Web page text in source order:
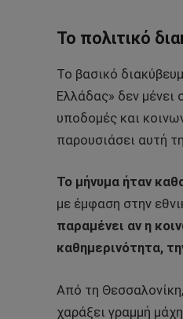
Το πολιτικό
Το βασικό
Ελλάδας» δεν μένει
υποδομές και
παρουσιάσει αυτή
Το μήνυμα ήταν
με έμφαση στην
παραμένει αν η
καθημερινότητα,
Από τη Θεσσαλονίκη,
χαράξει γραμμή